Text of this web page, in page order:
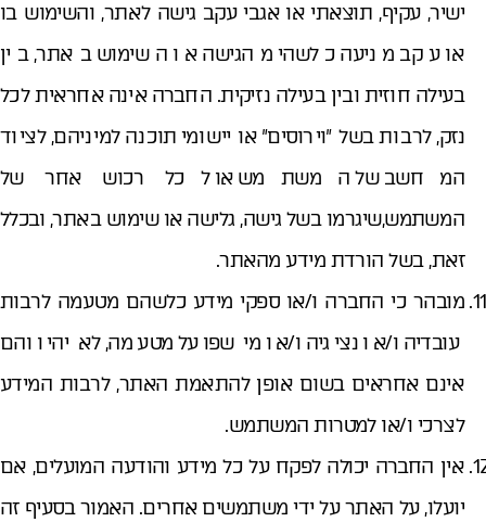
ישיר, עקיף, תוצאתי או אגבי עקב גישה לאתר, והשימוש בו
או עקב מניעה כלשהי מהגישה או השימוש באתר, בין
בעילה חוזית ובין בעילה נזיקית. החברה אינה אחראית לכל
נזק, לרבות בשל "וירוסים" או יישומי תוכנה למיניהם, לציוד
המחשב של המשתמש או לכל רכוש אחר של
המשתמש,שיגרמו בשל גישה, גלישה או שימוש באתר, ובכלל
זאת, בשל הורדת מידע מהאתר.
מובהר כי החברה ו/או ספקי מידע כלשהם מטעמה לרבות
עובדיה ו/או נציגיה ו/או מי שפועל מטעמה, לא יהיו והם
אינם אחראים בשום אופן להתאמת האתר, לרבות המידע
לצרכי ו/או למטרות המשתמש.
אין החברה יכולה לפקח על כל מידע והודעה המועלים, אם
יועלו, על האתר על ידי משתמשים אחרים. האמור בסעיף זה